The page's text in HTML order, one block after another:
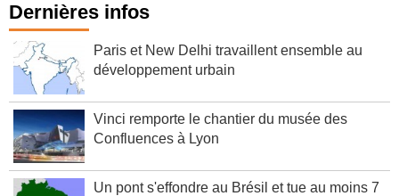
Dernières infos
Paris et New Delhi travaillent ensemble au
développement urbain
Vinci remporte le chantier du musée des
Confluences à Lyon
Un pont s'effondre au Brésil et tue au moins 7